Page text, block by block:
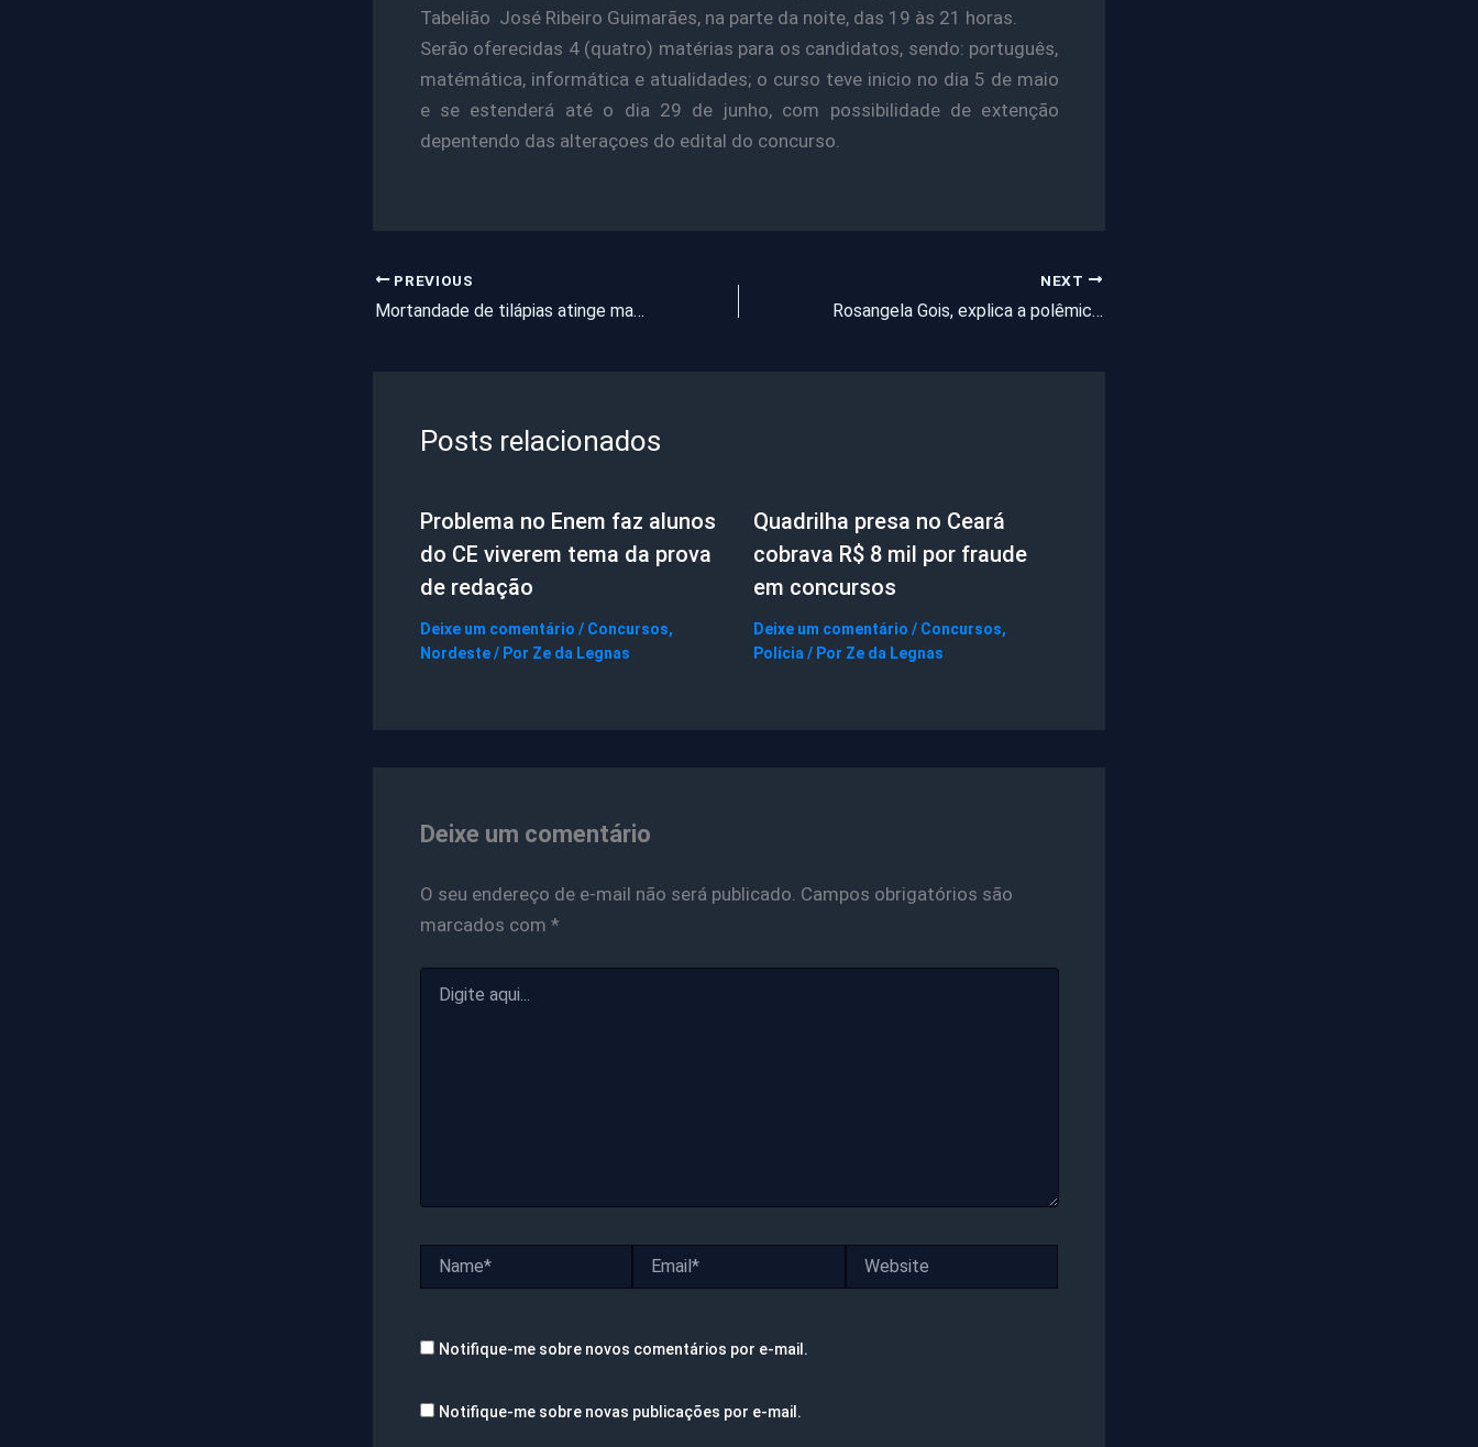
Tabelião José Ribeiro Guimarães, na parte da noite, das 19 às 21 horas.
Serão oferecidas 4 (quatro) matérias para os candidatos, sendo: português,
matémática, informática e atualidades; o curso teve inicio no dia 5 de maio
e se estenderá até o dia 29 de junho, com possibilidade de extenção
depentendo das alteraçoes do edital do concurso.
PREVIOUS
Mortandade de tilápias atinge mais de três mil gaiolas na Bacia do Orós
NEXT
Rosangela Gois, explica a polêmica envolvendo a eleição para escolha do Presidente da Associação de Moradores do Conjunto Novo Serrota
Posts relacionados
Problema no Enem faz alunos
do CE viverem tema da prova
de redação
Deixe um comentário / Concursos,
Nordeste/ Por Ze da Legnas
Quadrilha presa no Ceará
cobrava R$ 8 mil por fraude
em concursos
Deixe um comentário / Concursos,
Polícia / Por Ze da Legnas
Deixe um comentário
O seu endereço de e-mail não será publicado. Campos obrigatórios são
marcados com *
aqui...
Notifique-me sobre novos comentários por e-mail.
Notifique-me sobre novas publicações por e-mail.